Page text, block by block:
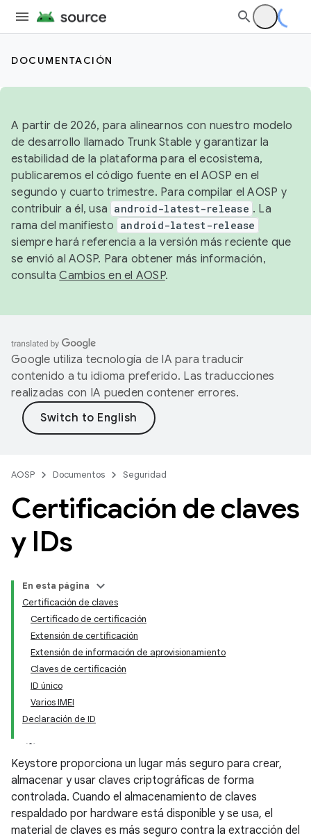
DOCUMENTACIÓN
A partir de 2026, para alinearnos con nuestro modelo
de desarrollo llamado Trunk Stable y garantizar la
estabilidad de la plataforma para el ecosistema,
publicaremos el código fuente en el AOSP en el
segundo y cuarto trimestre. Para compilar el AOSP y
contribuir a él, usa android-latest-release . La
rama del manifiesto android-latest-release
siempre hará referencia a la versión más reciente que
se envió al AOSP. Para obtener más información,
consultaCambios en el AOSP.
Google utiliza tecnología de IA para traducir
contenido a tu idioma preferido. Las traducciones
realizadas con IA pueden contener errores.
AOSP Documentos Seguridad
Certificación de claves
y IDs
En esta página
Certificación de claves
Certificado de certificación
Extensión de certificación
Extensión de información de aprovisionamiento
Claves de certificación
ID único
Varios IMEI
Declaración de ID
Keystore proporciona un lugar más seguro para crear,
almacenar y usar claves criptográficas de forma
controlada. Cuando el almacenamiento de claves
respaldado por hardware está disponible y se usa, el
material de claves es más seguro contra la extracción del